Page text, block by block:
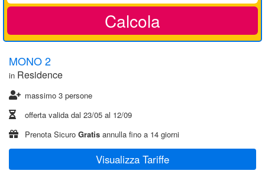
Calcola
MONO 2
in Residence
massimo 3 persone
offerta valida dal 23/05 al 12/09
Prenota Sicuro Gratis annulla fino a 14 giorni
Visualizza Tariffe